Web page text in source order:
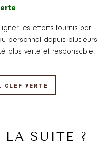
!
les efforts fournis par
personnel depuis plusieurs
plus verte et responsable.
CLEF VERTE
LA SUITE ?